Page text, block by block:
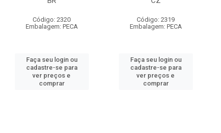
Código: 2320
Embalagem: PECA
Faça seu login ou
cadastre-se para
ver preços e
comprar
Código: 2319
Embalagem: PECA
Faça seu login ou
cadastre-se para
ver preços e
comprar